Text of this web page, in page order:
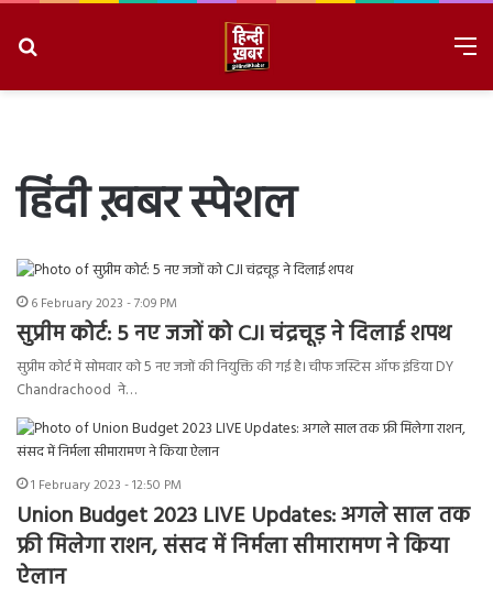
हिंदी ख़बर स्पेशल
6 February 2023 - 7:09 PM
सुप्रीम कोर्ट: 5 नए जजों को CJI चंद्रचूड़ ने दिलाई शपथ
सुप्रीम कोर्ट में सोमवार को 5 नए जजों की नियुक्ति की गई है। चीफ जस्टिस ऑफ इंडिया DY
Chandrachood ने…
1 February 2023 - 12:50 PM
Union Budget 2023 LIVE Updates: अगले साल तक
फ्री मिलेगा राशन, संसद में निर्मला सीमारामण ने किया
ऐलान